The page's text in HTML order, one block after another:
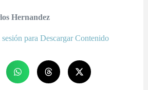
Hernandez
para Descargar Contenido